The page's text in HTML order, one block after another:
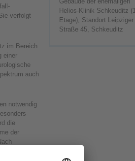
verfolgt
im Bereich
einer
auch
notwendig
die
der
Helios-Klinik Schkeuditz (1.
Etage), Standort Leipziger
Straße 45, Schkeuditz